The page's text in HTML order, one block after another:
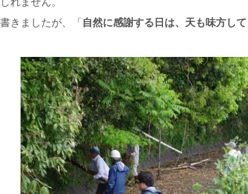
きましたが、「自然に感謝する日は、天も味方して